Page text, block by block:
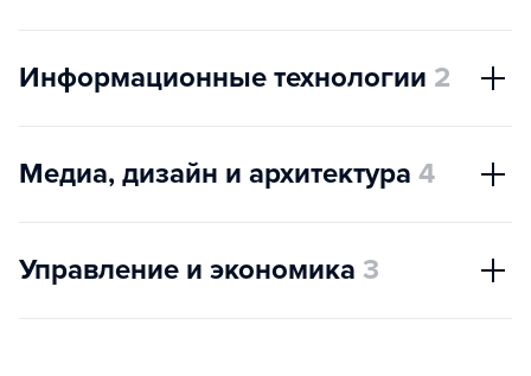
Информационные технологии 2
Медиа, дизайн и архитектура 4
Управление и экономика 3